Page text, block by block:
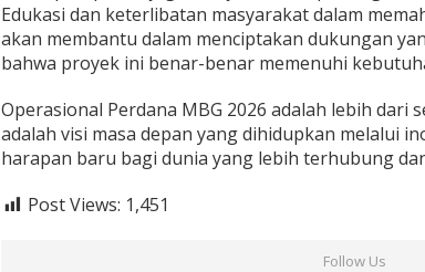
Edukasi dan keterlibatan masyarakat dalam
akan membantu dalam menciptakan dukungan
bahwa proyek ini benar-benar memenuhi
Operasional Perdana MBG 2026 adalah lebih dari
adalah visi masa depan yang dihidupkan melalui
harapan baru bagi dunia yang lebih terhubung
Post Views: 1,451
Follow Us